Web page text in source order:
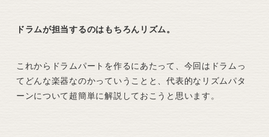
ドラムが担当するのはもちろんリズム。
これからドラムパートを作るにあたって、今回はドラムっ
てどんな楽器なのかっていうことと、代表的なリズムパタ
ーンについて超簡単に解説しておこうと思います。